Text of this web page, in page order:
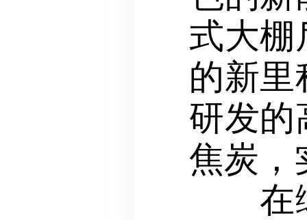
式大棚
的新里
研发的
焦炭，
在绿